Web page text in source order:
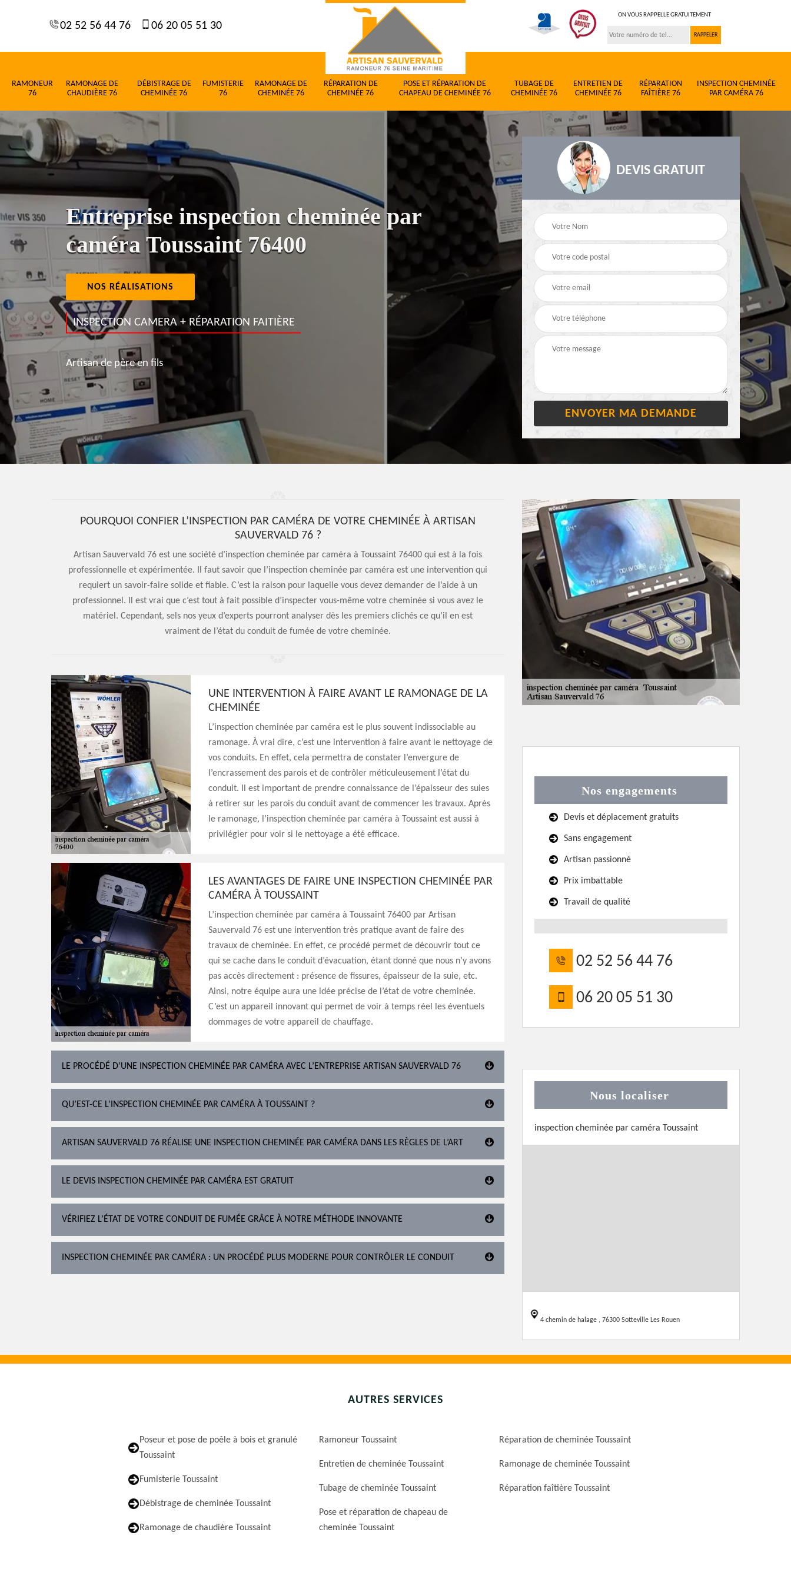
02 52 56 44 76 06 20 05 51 30
ON VOUS RAPPELLE GRATUITEMENT
RAMONEUR
76
RAMONAGE DE
CHAUDIÈRE 76
DÉBISTRAGE DE
CHEMINÉE 76
FUMISTERIE
76
RAMONAGE DE
CHEMINÉE 76
RÉPARATION DE
CHEMINÉE 76
POSE ET RÉPARATION DE
CHAPEAU DE CHEMINÉE 76
TUBAGE DE
CHEMINÉE 76
ENTRETIEN DE
CHEMINÉE 76
RÉPARATION
FAÎTIÈRE 76
INSPECTION CHEMINÉE
PAR CAMÉRA 76
Entreprise inspection cheminée par
caméra Toussaint 76400
NOS RÉALISATIONS
INSPECTION CAMERA + RÉPARATION FAITIÈRE
Artisan de père en fils
DEVIS GRATUIT
POURQUOI CONFIER L’INSPECTION PAR CAMÉRA DE VOTRE CHEMINÉE À ARTISAN
SAUVERVALD 76 ?
Artisan Sauvervald 76 est une société d’inspection cheminée par caméra à Toussaint 76400 qui est à la fois
professionnelle et expérimentée. Il faut savoir que l’inspection cheminée par caméra est une intervention qui
requiert un savoir-faire solide et fiable. C’est la raison pour laquelle vous devez demander de l’aide à un
professionnel. Il est vrai que c’est tout à fait possible d’inspecter vous-même votre cheminée si vous avez le
matériel. Cependant, sels nos yeux d’experts pourront analyser dès les premiers clichés ce qu’il en est
vraiment de l’état du conduit de fumée de votre cheminée.
UNE INTERVENTION À FAIRE AVANT LE RAMONAGE DE LA
CHEMINÉE
L’inspection cheminée par caméra est le plus souvent indissociable au
ramonage. À vrai dire, c’est une intervention à faire avant le nettoyage de
vos conduits. En effet, cela permettra de constater l’envergure de
l’encrassement des parois et de contrôler méticuleusement l’état du
conduit. Il est important de prendre connaissance de l’épaisseur des suies
à retirer sur les parois du conduit avant de commencer les travaux. Après
le ramonage, l’inspection cheminée par caméra à Toussaint est aussi à
privilégier pour voir si le nettoyage a été efficace.
LES AVANTAGES DE FAIRE UNE INSPECTION CHEMINÉE PAR
CAMÉRA À TOUSSAINT
L’inspection cheminée par caméra à Toussaint 76400 par Artisan
Sauvervald 76 est une intervention très pratique avant de faire des
travaux de cheminée. En effet, ce procédé permet de découvrir tout ce
qui se cache dans le conduit d’évacuation, étant donné que nous n’y avons
pas accès directement : présence de fissures, épaisseur de la suie, etc.
Ainsi, notre équipe aura une idée précise de l’état de votre cheminée.
C’est un appareil innovant qui permet de voir à temps réel les éventuels
dommages de votre appareil de chauffage.
LE PROCÉDÉ D’UNE INSPECTION CHEMINÉE PAR CAMÉRA AVEC L’ENTREPRISE ARTISAN SAUVERVALD 76
QU’EST-CE L’INSPECTION CHEMINÉE PAR CAMÉRA À TOUSSAINT ?
ARTISAN SAUVERVALD 76 RÉALISE UNE INSPECTION CHEMINÉE PAR CAMÉRA DANS LES RÈGLES DE L’ART
LE DEVIS INSPECTION CHEMINÉE PAR CAMÉRA EST GRATUIT
VÉRIFIEZ L’ÉTAT DE VOTRE CONDUIT DE FUMÉE GRÂCE À NOTRE MÉTHODE INNOVANTE
INSPECTION CHEMINÉE PAR CAMÉRA : UN PROCÉDÉ PLUS MODERNE POUR CONTRÔLER LE CONDUIT
Nos engagements
Devis et déplacement gratuits
Sans engagement
Artisan passionné
Prix imbattable
Travail de qualité
02 52 56 44 76
06 20 05 51 30
Nous localiser
inspection cheminée par caméra Toussaint
4 chemin de halage , 76300 Sotteville Les Rouen
AUTRES SERVICES
Poseur et pose de poêle à bois et granulé
Toussaint
Fumisterie Toussaint
Débistrage de cheminée Toussaint
Ramonage de chaudière Toussaint
Ramoneur Toussaint
Entretien de cheminée Toussaint
Tubage de cheminée Toussaint
Pose et réparation de chapeau de
cheminée Toussaint
Réparation de cheminée Toussaint
Ramonage de cheminée Toussaint
Réparation faîtière Toussaint